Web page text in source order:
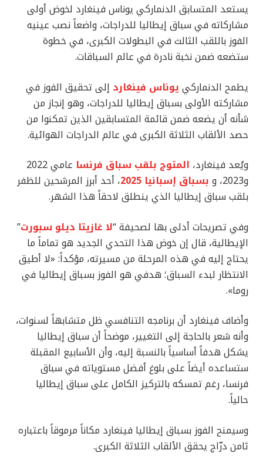
يستعد المتسابق الدنماركي يوناس فينغارد لخوض أولى
مشاركاته في سباق إيطاليا للدراجات، واضعاً نصب عينيه
الفوز باللقب الثالث في البطولات الكبرى، في خطوة
ستضعه ضمن نخبة نادرة في عالم السباقات.
يطمح الدنماركي يوناس فينغارد إلى تحقيق الفوز في
مشاركته الأولى بسباق إيطاليا للدراجات، وهو إنجاز من
شأنه أن يضعه ضمن قائمة المتسابقين الذين تمكنوا من
حصد الألقاب الثلاثة الكبرى في عالم الدراجات الهوائية.
ويُعد فينغارد، المتوج بلقب سباق فرنسا
عامي 2022
و2023، و
بسباق إسبانيا 2025
، أحد أبرز المرشحين للظفر
بلقب سباق إيطاليا الذي ينطلق لاحقاً هذا الشهر.
وفي تصريحات أدلى بها لصحيفة “لا غازيتا ديلو سبورت”
الإيطالية، قال إن خوض هذا التحدي الجديد هو تماماً ما
يحتاج إليه في هذه المرحلة من مسيرته، مؤكداً: «لا أطيق
الانتظار لبدء السباق؛ هدفي هو الفوز بسباق إيطاليا في
روما».
وأضاف فينغارد أن برنامجه التنافسي ظل متشابهاً لسنوات،
وأنه شعر بالحاجة إلى التغيير، موضحاً أن سباق إيطاليا
يشكل هدفاً أساسياً بالنسبة إليه، وأن الأسابيع المقبلة
ستساعده أيضاً على بلوغ أفضل مستوياته في سباق
فرنسا، رغم تمسكه بالتركيز الكامل على سباق إيطاليا
حالياً.
وسيمنح الفوز بسباق إيطاليا فينغارد مكاناً مرموقاً باعتباره
ثامن درّاج يحقق الألقاب الثلاثة الكبرى.